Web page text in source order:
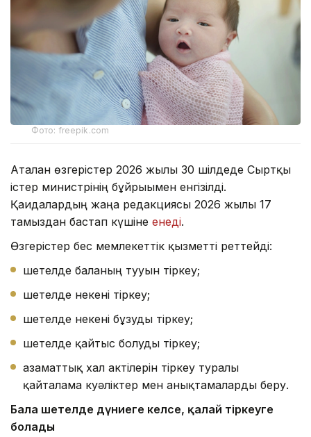
Фото: freepik.com
Аталған өзгерістер 2026 жылғы 30 шілдеде Сыртқы
істер министрінің бұйрығымен енгізілді.
Қағидалардың жаңа редакциясы 2026 жылғы 17
тамыздан бастап күшіне енеді.
Өзгерістер бес мемлекеттік қызметті реттейді:
шетелде баланың тууын тіркеу;
шетелде некені тіркеу;
шетелде некені бұзуды тіркеу;
шетелде қайтыс болуды тіркеу;
азаматтық хал актілерін тіркеу туралы
қайталама куәліктер мен анықтамаларды беру.
Бала шетелде дүниеге келсе, қалай тіркеуге
болады